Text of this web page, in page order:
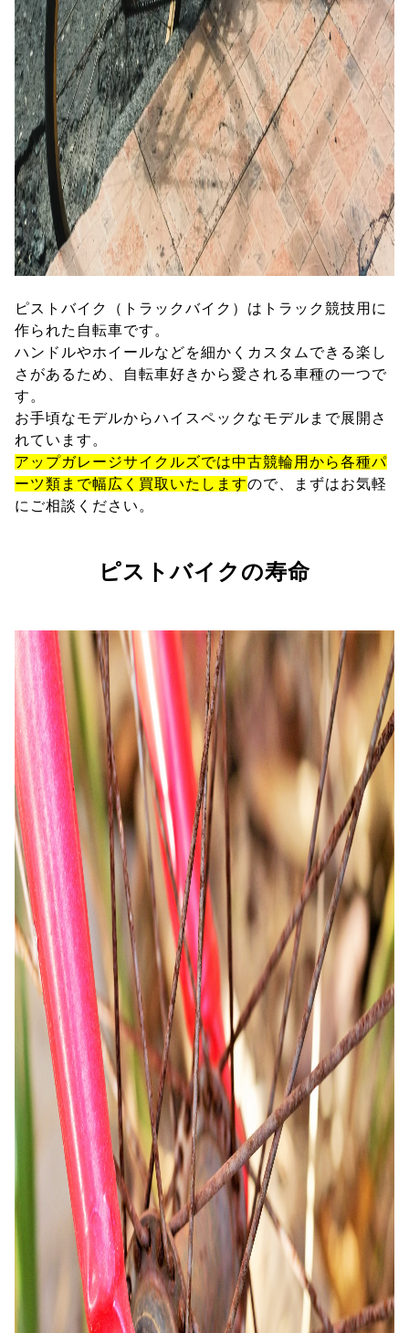
ピストバイク（トラックバイク）はトラック競技用に
作られた自転車です。
ハンドルやホイールなどを細かくカスタムできる楽し
さがあるため、自転車好きから愛される車種の一つで
す。
お手頃なモデルからハイスペックなモデルまで展開さ
れています。
アップガレージサイクルズでは中古競輪用から各種パ
ーツ類まで幅広く買取いたしますので、まずはお気軽
にご相談ください。
ピストバイクの寿命